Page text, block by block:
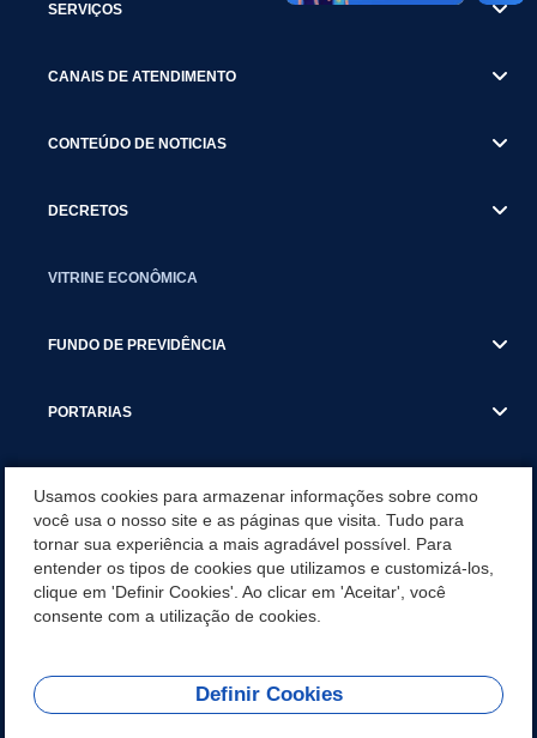
SERVIÇOS
CANAIS DE ATENDIMENTO
CONTEÚDO DE NOTICIAS
DECRETOS
VITRINE ECONÔMICA
FUNDO DE PREVIDÊNCIA
PORTARIAS
CONCURSO/PSS/CONVOCAÇÃO
INCENTIVOS PÚBLICOS À PROJETOS CULTURAIS - INÁCIO
MARTINS PR
REDES SOCIAIS
Usamos cookies para armazenar informações sobre como
você usa o nosso site e as páginas que visita. Tudo para
tornar sua experiência a mais agradável possível. Para
entender os tipos de cookies que utilizamos e customizá-los,
clique em 'Definir Cookies'. Ao clicar em 'Aceitar', você
consente com a utilização de cookies.
Definir Cookies